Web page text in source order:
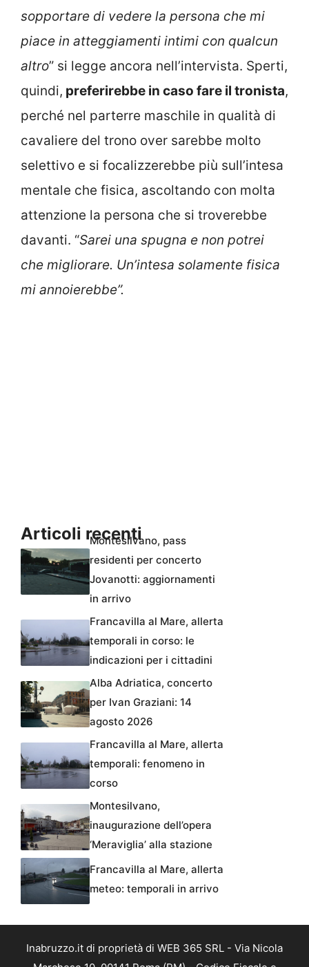
sopportare di vedere la persona che mi
piace in atteggiamenti intimi con qualcun
altro” si legge ancora nell’intervista. Sperti,
quindi, preferirebbe in caso fare il tronista,
perché nel parterre maschile in qualità di
cavaliere del trono over sarebbe molto
selettivo e si focalizzerebbe più sull’intesa
mentale che fisica, ascoltando con molta
attenzione la persona che si troverebbe
davanti. “Sarei una spugna e non potrei
che migliorare. Un’intesa solamente fisica
mi annoierebbe”.
Articoli recenti
Montesilvano, pass
residenti per concerto
Jovanotti: aggiornamenti
in arrivo
Francavilla al Mare, allerta
temporali in corso: le
indicazioni per i cittadini
Alba Adriatica, concerto
per Ivan Graziani: 14
agosto 2026
Francavilla al Mare, allerta
temporali: fenomeno in
corso
Montesilvano,
inaugurazione dell’opera
‘Meraviglia’ alla stazione
Francavilla al Mare, allerta
meteo: temporali in arrivo
Inabruzzo.it di proprietà di WEB 365 SRL - Via Nicola